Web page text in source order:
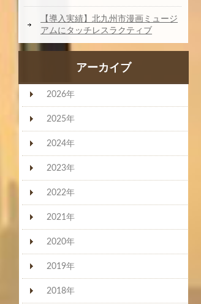
【導入実績】北九州市漫画ミュージ
アムにタッチレスラクティブ
アーカイブ
2026年
2025年
2024年
2023年
2022年
2021年
2020年
2019年
2018年